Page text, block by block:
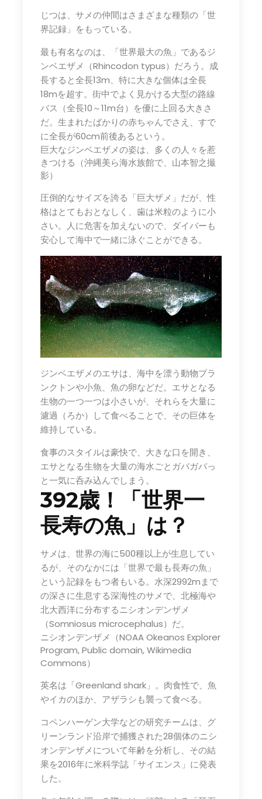
じつは、サメの仲間はさまざまな種類の「世
界記録」をもっている。
最も有名なのは、「世界最大の魚」であるジ
ンベエザメ（Rhincodon typus）だろう。成
長すると全長13m、特に大きな個体は全長
18mを超す。街中でよく見かける大型の路線
バス（全長10～11m台）を優に上回る大きさ
だ。生まれたばかりの赤ちゃんでさえ、すで
に全長が60cm前後あるという。
巨大なジンベエザメの姿は、多くの人々を惹
きつける（沖縄美ら海水族館で、山本智之撮
影）
圧倒的なサイズを誇る「巨大ザメ」だが、性
格はとてもおとなしく、歯は米粒のように小
さい。人に危害を加えないので、ダイバーも
安心して海中で一緒に泳ぐことができる。
ジンベエザメのエサは、海中を漂う動物プラ
ンクトンや小魚、魚の卵などだ。エサとなる
生物の一つ一つは小さいが、それらを大量に
濾過（ろか）して食べることで、その巨体を
維持している。
食事のスタイルは豪快で、大きな口を開き、
エサとなる生物を大量の海水ごとガバガバっ
と一気に呑み込んでしまう。
392歳！「世界一
長寿の魚」は？
サメは、世界の海に500種以上が生息してい
るが、そのなかには「世界で最も長寿の魚」
という記録をもつ者もいる。水深2992mまで
の深さに生息する深海性のサメで、北極海や
北大西洋に分布するニシオンデンザメ
（Somniosus microcephalus）だ。
ニシオンデンザメ（NOAA Okeanos Explorer
Program, Public domain, Wikimedia
Commons）
英名は「Greenland shark」。肉食性で、魚
やイカのほか、アザラシも襲って食べる。
コペンハーゲン大学などの研究チームは、グ
リーンランド沿岸で捕獲された28個体のニシ
オンデンザメについて年齢を分析し、その結
果を2016年に米科学誌「サイエンス」に発表
した。